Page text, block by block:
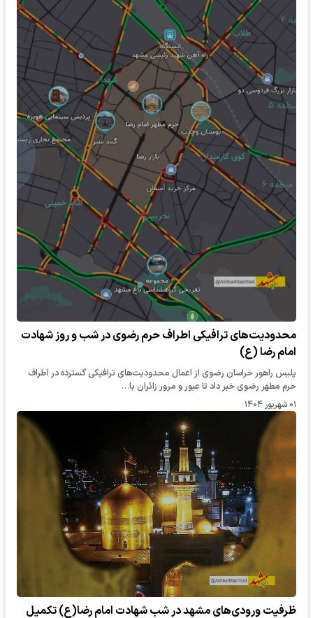
محدودیت‌های ترافیکی اطراف حرم رضوی در شب و روز شهادت
امام رضا (ع)
پلیس راهور خراسان رضوی از اعمال محدودیت‌های ترافیکی گسترده در اطراف
حرم مطهر رضوی خبر داد تا عبور و مرور زائران با…
۰۱ شهریور ۱۴۰۴
ظرفیت ورودی‌های مشهد در شب شهادت امام رضا(ع) تکمیل